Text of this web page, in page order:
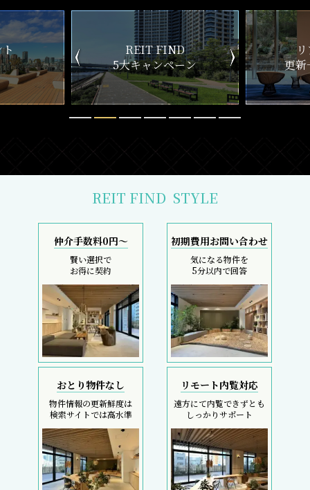
ン
リアルタイム
更新一覧チェック
新
REIT FIND STYLE
仲介手数料0円～
賢い選択で
お得に契約
初期費用お問い合わせ
気になる物件を
5分以内で回答
おとり物件なし
物件情報の更新鮮度は
検索サイトでは高水準
リモート内覧対応
遠方にて内覧できずとも
しっかりサポート